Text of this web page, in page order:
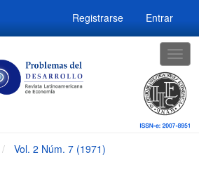
Registrarse Entrar
Vol. 2 Núm. 7 (1971)